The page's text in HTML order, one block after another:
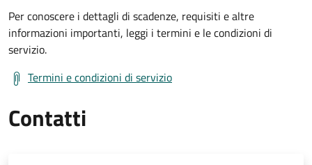
Per conoscere i dettagli di scadenze, requisiti e altre
informazioni importanti, leggi i termini e le condizioni di
servizio.
Termini e condizioni di servizio
Contatti